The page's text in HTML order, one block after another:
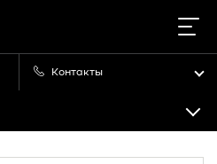
Контакты